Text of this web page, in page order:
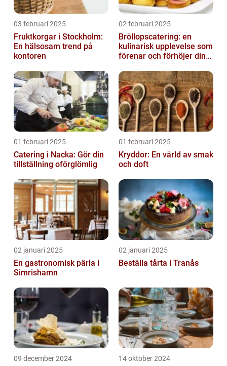
03 februari 2025
Fruktkorgar i Stockholm:
En hälsosam trend på
kontoren
02 februari 2025
Bröllopscatering: en
kulinarisk upplevelse som
förenar och förhöjer din
01 februari 2025
Catering i Nacka: Gör din
tillställning oförglömlig
01 februari 2025
Kryddor: En värld av smak
och doft
02 januari 2025
En gastronomisk pärla i
Simrishamn
02 januari 2025
Beställa tårta i Tranås
09 december 2024 14 oktober 2024